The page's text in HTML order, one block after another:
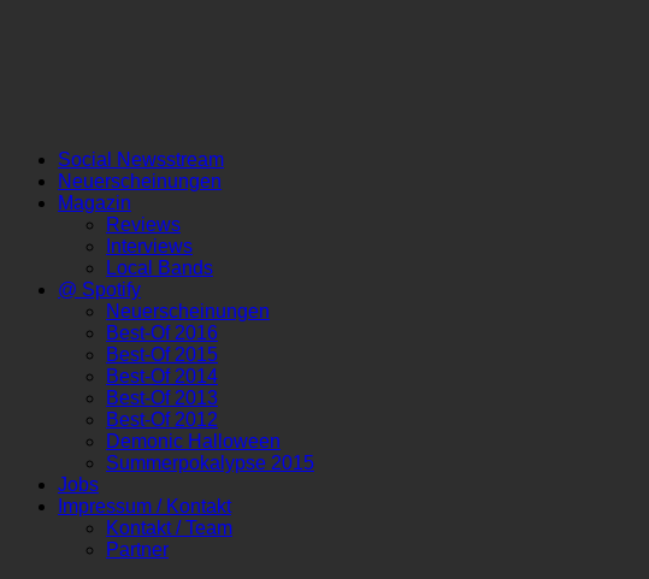
Social Newsstream
Neuerscheinungen
Magazin
Reviews
Interviews
Local Bands
@ Spotify
Neuerscheinungen
Best-Of 2016
Best-Of 2015
Best-Of 2014
Best-Of 2013
Best-Of 2012
Demonic Halloween
Summerpokalypse 2015
Jobs
Impressum / Kontakt
Kontakt / Team
Partner